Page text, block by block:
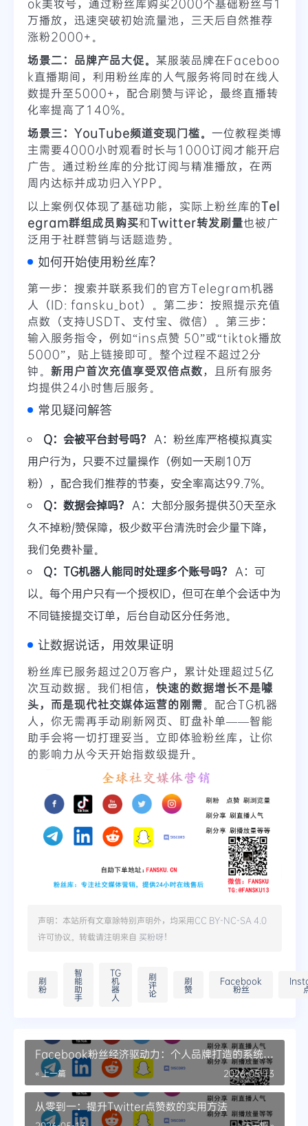
ok美妆号，通过粉丝库购买2000个基础粉丝与1
万播放，迅速突破初始流量池，三天后自然推荐
涨粉2000+。
场景二：品牌产品大促。 某服装品牌在Faceboo
k直播期间，利用粉丝库的人气服务将同时在线人
数提升至5000+，配合刷赞与评论，最终直播转
化率提高了140%。
场景三：YouTube频道变现门槛。 一位教程类博
主需要4000小时观看时长与1000订阅才能开启
广告。通过粉丝库的分批订阅与精准播放，在两
周内达标并成功归入YPP。
以上案例仅体现了基础功能，实际上粉丝库的Tel
egram群组成员购买和Twitter转发刷量也被广
泛用于社群营销与话题造势。
如何开始使用粉丝库？
第一步：搜索并联系我们的官方Telegram机器
人（ID: fansku_bot）。第二步：按照提示充值
点数（支持USDT、支付宝、微信）。第三步：
输入服务指令，例如“ins点赞 50”或“tiktok播放
5000”，贴上链接即可。整个过程不超过2分
钟。 新用户首次充值享受双倍点数，且所有服务
均提供24小时售后服务。
常见疑问解答
Q：会被平台封号吗？
A：粉丝库严格模拟真实
用户行为，只要不过量操作（例如一天刷10万
粉），配合我们推荐的节奏，安全率高达99.7%。
Q：数据会掉吗？
A：大部分服务提供30天至永
久不掉粉/赞保障，极少数平台清洗时会少量下降，
我们免费补量。
Q：TG机器人能同时处理多个账号吗？
A：可
以。每个用户只有一个授权ID，但可在单个会话中为
不同链接提交订单，后台自动区分任务池。
让数据说话，用效果证明
粉丝库已服务超过20万客户，累计处理超过5亿
次互动数据。我们相信， 快速的数据增长不是噱
头，而是现代社交媒体运营的刚需。配合TG机器
人，你无需再手动刷新网页、盯盘补单——智能
助手会将一切打理妥当。立即体验粉丝库，让你
的影响力从今天开始指数级提升。
声明：本站所有文章除特别声明外，均采用CC BY-NC-SA 4.0
许可协议。转载请注明来自 买粉呀！
刷
粉
智
能
助
手
TG
机
器
人
刷
评
论
刷
赞
Facebook
粉丝
Facebook粉丝经济驱动力：个人品牌打造的系统方
法论
« 上一篇 2026-05-13
从零到一：提升Twitter点赞数的实用方法